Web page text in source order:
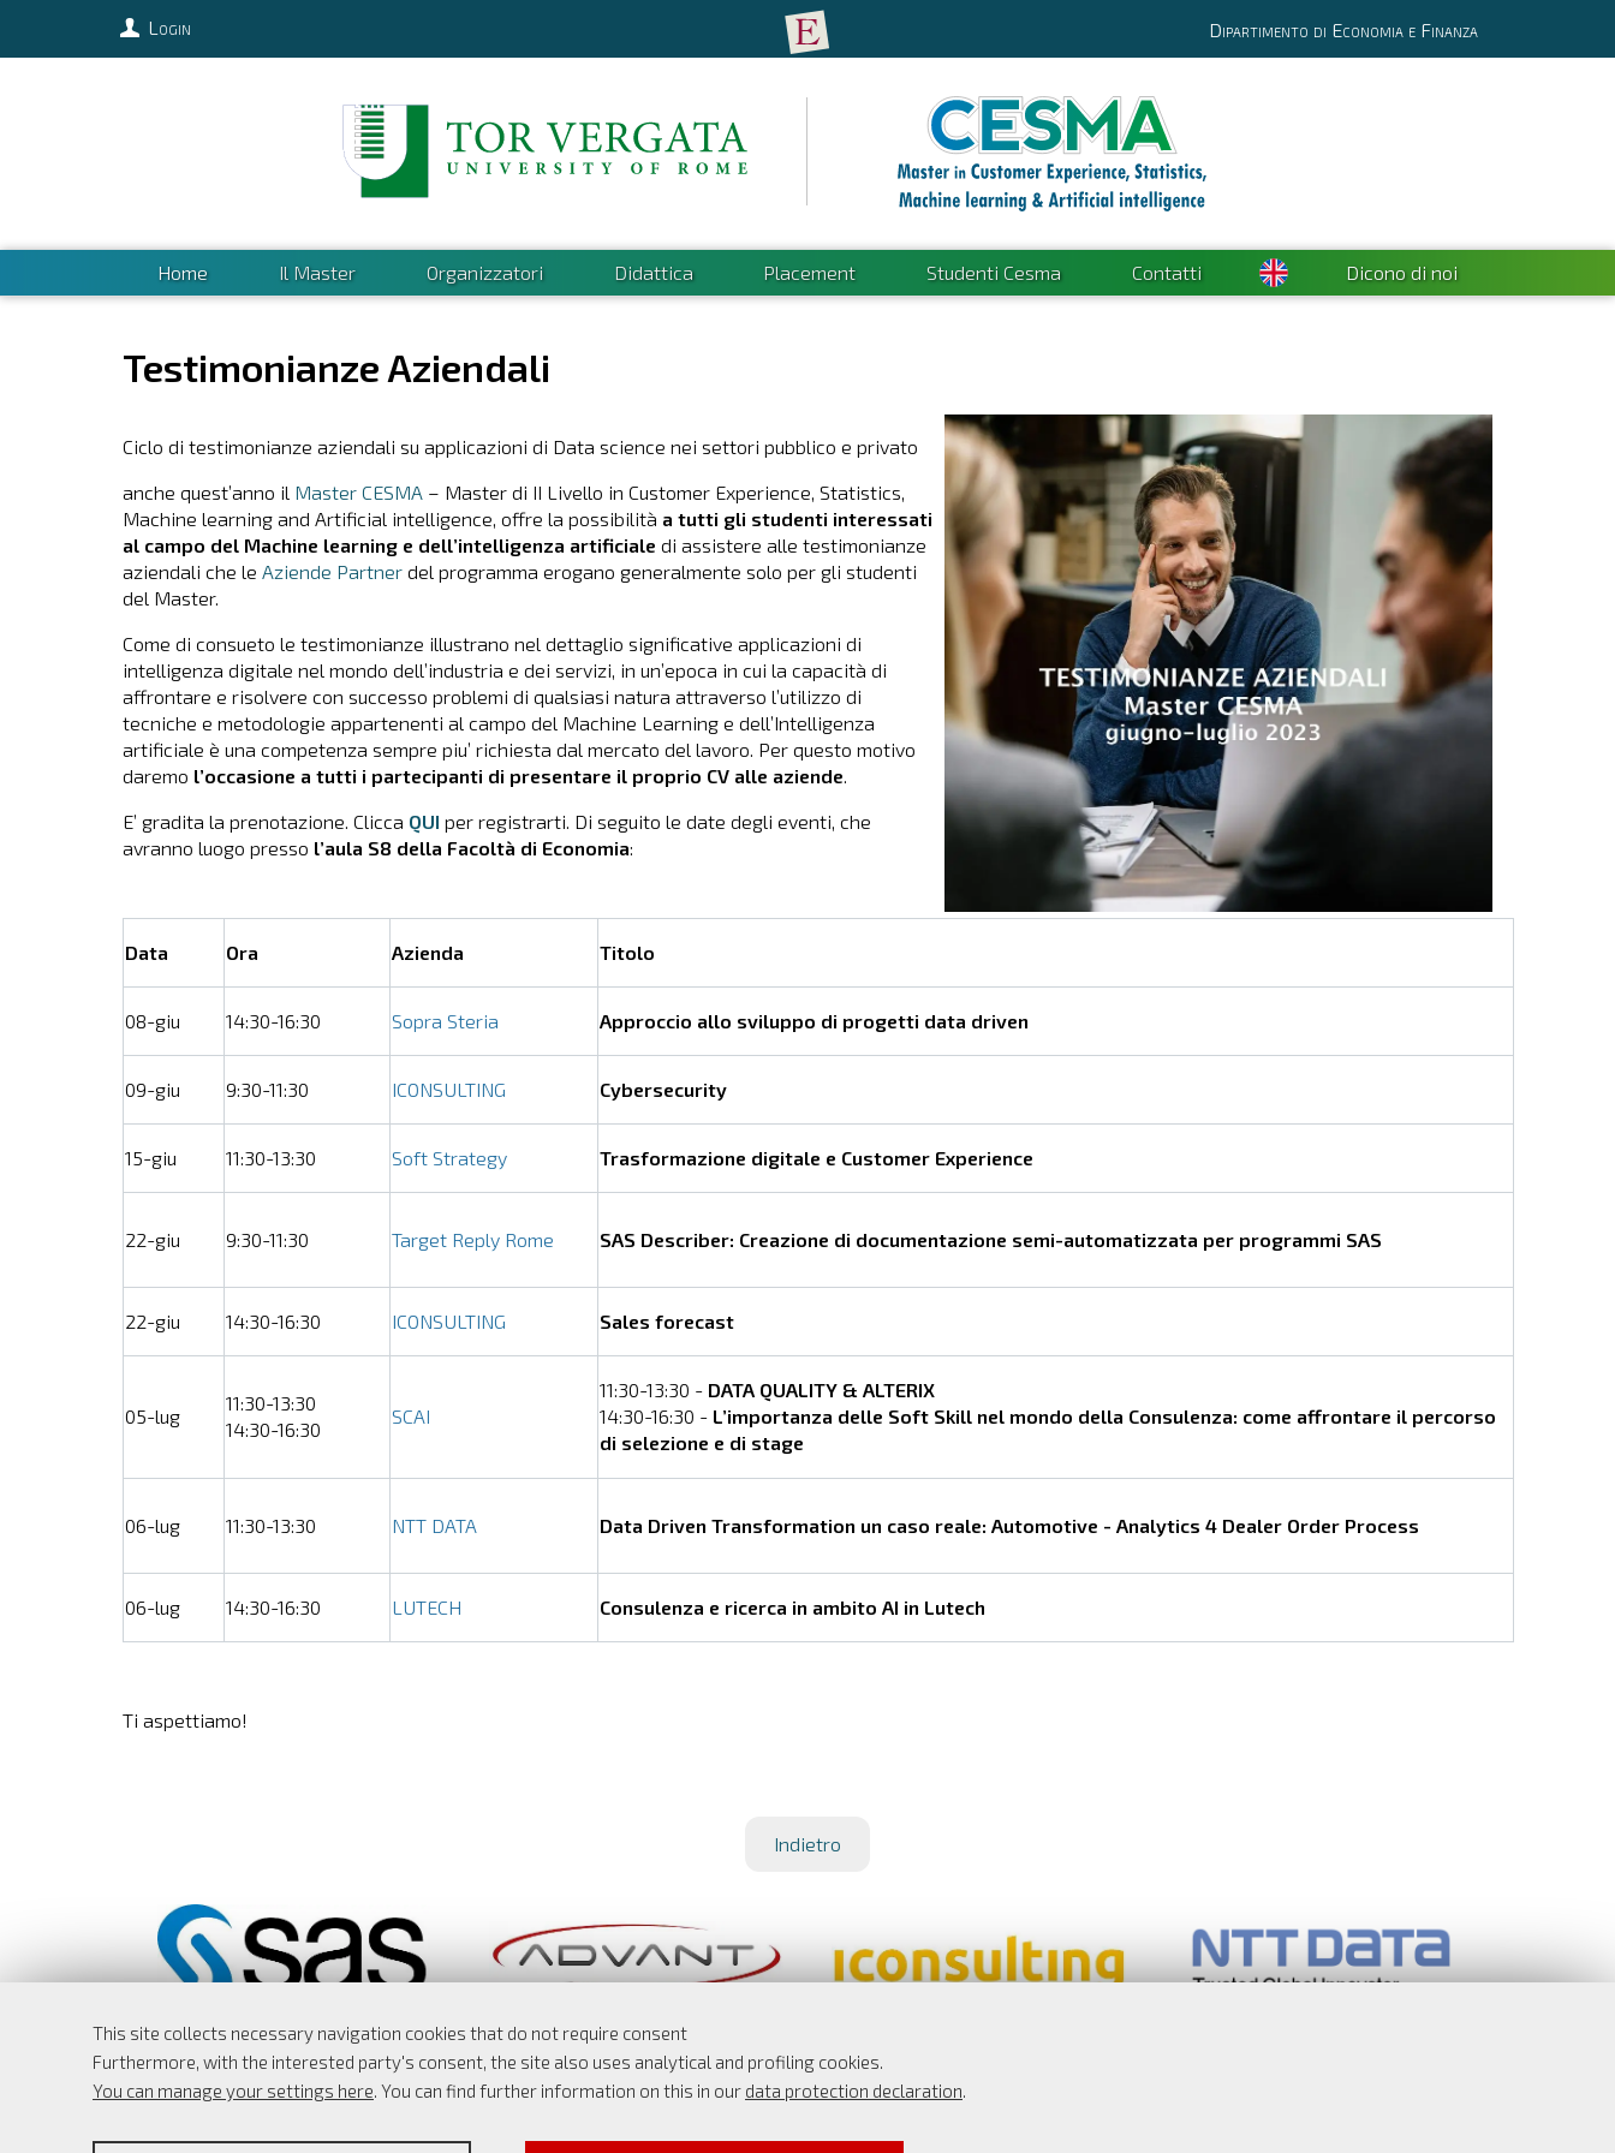
This site collects necessary navigation cookies that do not require consent
Furthermore, with the interested party's consent, the site also uses analytical and profiling cookies.
You can manage your settings here. You can find further information on this in our data protection declaration.
Dipartimento di Economia e Finanza
Login
Home Il Master Organizzatori Didattica Placement Studenti Cesma Contatti Dicono di noi
Testimonianze Aziendali
Ciclo di testimonianze aziendali su applicazioni di Data science nei settori pubblico e privato
anche quest’anno il Master CESMA – Master di II Livello in Customer Experience, Statistics,
Machine learning and Artificial intelligence, offre la possibilità a tutti gli studenti interessati
al campo del Machine learning e dell’intelligenza artificiale di assistere alle testimonianze
aziendali che le Aziende Partner del programma erogano generalmente solo per gli studenti
del Master.
Come di consueto le testimonianze illustrano nel dettaglio significative applicazioni di
intelligenza digitale nel mondo dell’industria e dei servizi, in un’epoca in cui la capacità di
affrontare e risolvere con successo problemi di qualsiasi natura attraverso l’utilizzo di
tecniche e metodologie appartenenti al campo del Machine Learning e dell’Intelligenza
artificiale è una competenza sempre piu’ richiesta dal mercato del lavoro. Per questo motivo
daremo l’occasione a tutti i partecipanti di presentare il proprio CV alle aziende
E’ gradita la prenotazione. Clicca QUI per registrarti. Di seguito le date degli eventi, che
avranno luogo presso l’aula S8 della Facoltà di Economia:
Data Ora Azienda Titolo
08-giu 14:30-16:30 Sopra Steria Approccio allo sviluppo di progetti data driven
09-giu 9:30-11:30 ICONSULTING Cybersecurity
15-giu 11:30-13:30 Soft Strategy Trasformazione digitale e Customer Experience
22-giu 9:30-11:30 Target Reply Rome SAS Describer: Creazione di documentazione semi-automatizzata per programmi SAS
22-giu 14:30-16:30 ICONSULTING Sales forecast
05-lug
11:30-13:30
14:30-16:30
SCAI
11:30-13:30 - DATA QUALITY & ALTERIX
14:30-16:30 - L’importanza delle Soft Skill nel mondo della Consulenza: come affrontare il percorso
di selezione e di stage
06-lug 11:30-13:30 NTT DATA Data Driven Transformation un caso reale: Automotive - Analytics 4 Dealer Order Process
06-lug 14:30-16:30 LUTECH Consulenza e ricerca in ambito AI in Lutech
Ti aspettiamo!
Indietro
Dipartimento di Economia e Finanza
Università degli studi di Roma